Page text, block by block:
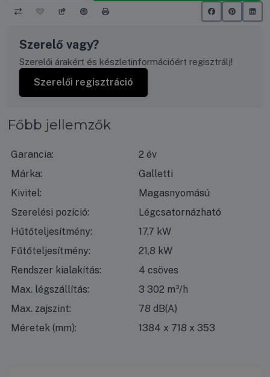
Szerelő vagy?
Szerelői árakért és készletinformációért regisztrálj!
Szerelői regisztráció
Főbb jellemzők
Garancia:
2 év
Márka:
Galletti
Kivitel:
Magasnyomású
Szerelési pozíció:
Légcsatornázható
Hűtőteljesítmény:
17,7 kW
Fűtőteljesítmény:
21,8 kW
Rendszer kialakítás:
4 csöves
Max. légszállítás:
3 302 m³/h
Max. zajszint:
78 dB(A)
Méretek (mm):
1384 x 718 x 353